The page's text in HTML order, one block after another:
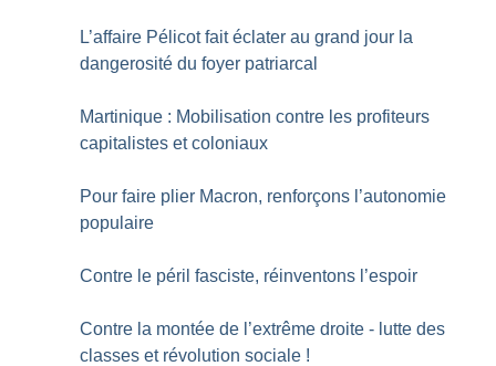
L’affaire Pélicot fait éclater au grand jour la
dangerosité du foyer patriarcal
Martinique : Mobilisation contre les profiteurs
capitalistes et coloniaux
Pour faire plier Macron, renforçons l’autonomie
populaire
Contre le péril fasciste, réinventons l’espoir
Contre la montée de l’extrême droite - lutte des
classes et révolution sociale !